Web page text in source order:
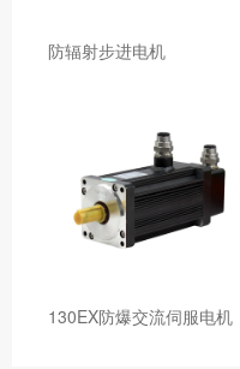
防辐射步进电机
130EX防爆交流伺服电机